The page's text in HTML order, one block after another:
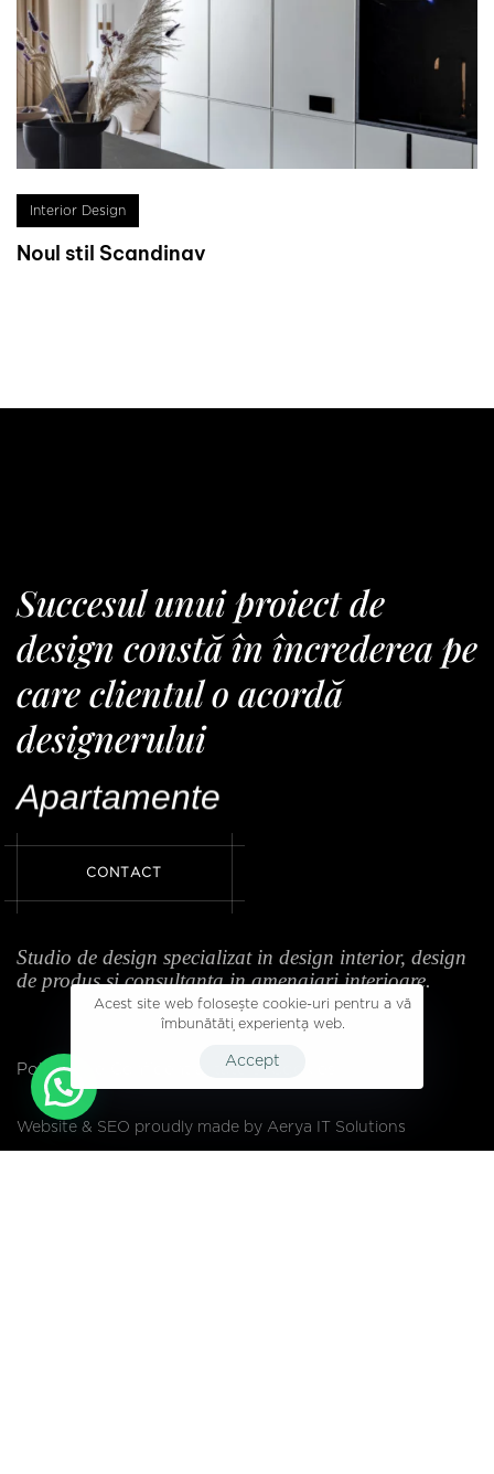
Interior Design
Noul stil Scandinav
Succesul unui proiect de
design constă în încrederea pe
care clientul o acordă
designerului
Apartamente
CO NTACT
Studio de design specializat in design interior, design
de produs si consultanta in amenajari interioare.
Politica de Confidentialitate si Cookies
Website & SEO proudly made by Aerya IT Solutions
Acest site web folosește cookie-uri pentru a vă
îmbunătăți experiența web.
Accept